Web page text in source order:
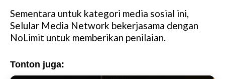
Sementara untuk kategori media sosial ini,
Selular Media Network bekerjasama dengan
NoLimit untuk memberikan penilaian.
Tonton juga: